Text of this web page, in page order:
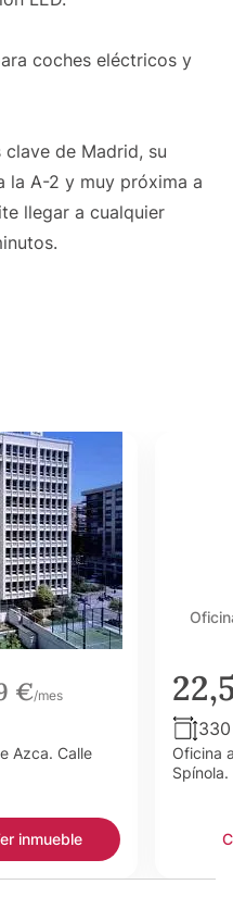
coches eléctricos y
de Madrid, su
la A-2 y muy próxima a
llegar a cualquier
€/mes
Azca. Calle
inmueble
Oficina
Spínola.